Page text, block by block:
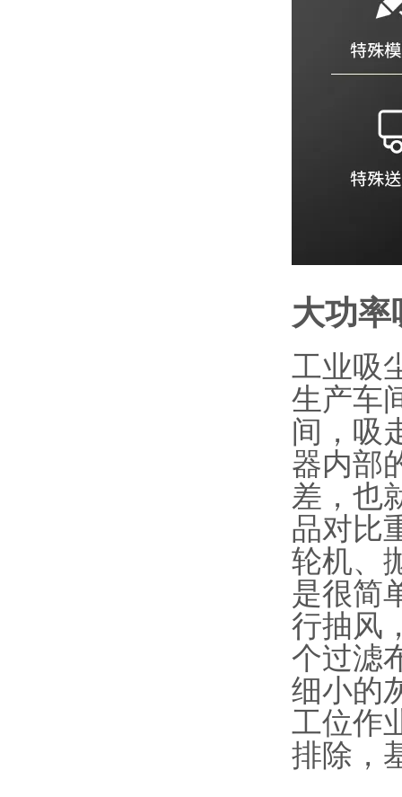
大功率
工业吸
生产车
间，吸
器内部
差，也
品对比
轮机、
是很简
行抽风
个过滤
细小的
工位作
排除，